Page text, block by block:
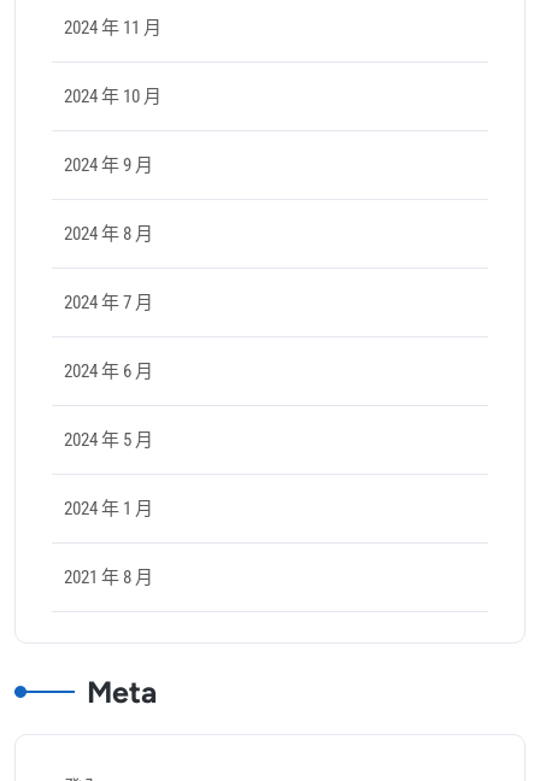
2024 年 11 月
2024 年 10 月
2024 年 9 月
2024 年 8 月
2024 年 7 月
2024 年 6 月
2024 年 5 月
2024 年 1 月
2021 年 8 月
Meta